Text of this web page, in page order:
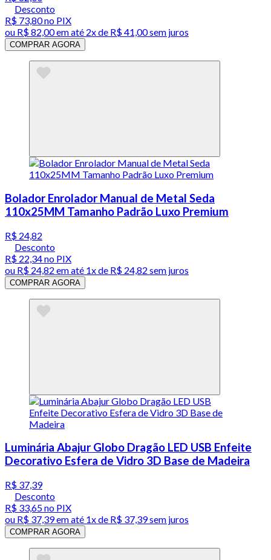
Desconto
R$ 73,80no PIX
ou R$ 82,00em até 2x de R$ 41,00 sem juros
COMPRAR AGORA
Bolador Enrolador Manual de Metal Seda
110x25MM Tamanho Padrão Luxo Premium
R$ 24,82
Desconto
R$ 22,34no PIX
ou R$ 24,82 em até 1x de R$ 24,82 sem juros
COMPRAR AGORA
Luminária Abajur Globo Dragão LED USB Enfeite
Decorativo Esfera de Vidro 3D Base de Madeira
R$ 37,39
Desconto
R$ 33,65no PIX
ou R$ 37,39em até 1x de R$ 37,39sem juros
COMPRAR AGORA